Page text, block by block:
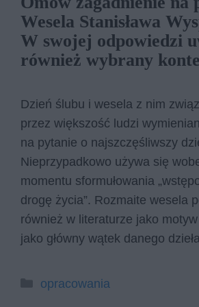
We­se­la Sta­ni­sła­wa
W swo­jej od­po­wie­dzi
rów­nież wy­bra­ny
Dzień ślubu i wesela z nim
przez większość ludzi
na pytanie o najszczęśliwszy
Nieprzypadkowo używa się
momentu sformułowania
drogę życia”. Rozmaite wesela
również w literaturze jako
jako główny wątek danego
Kategorie
opracowania